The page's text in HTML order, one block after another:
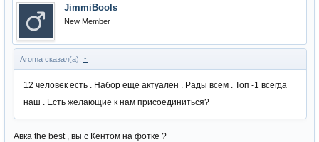
JimmiBools
New Member
Aroma сказал(а): ↑
12 человек есть . Набор еще актуален . Рады всем . Топ -1 всегда
наш . Есть желающие к нам присоединиться?
Авка the best , вы с Кентом на фотке ?